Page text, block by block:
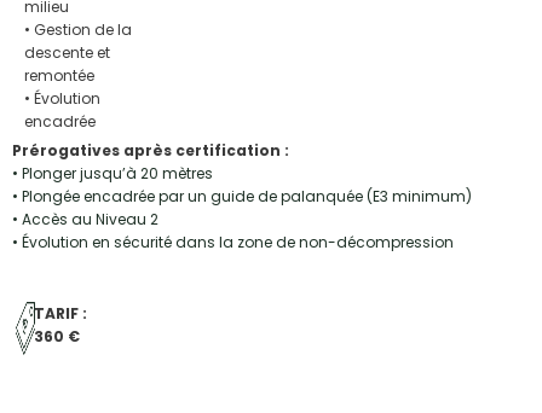
milieu
• Gestion de la
descente et
remontée
• Évolution
encadrée
Prérogatives après certification :
• Plonger jusqu’à 20 mètres
• Plongée encadrée par un guide de palanquée (E3 minimum)
• Accès au Niveau 2
• Évolution en sécurité dans la zone de non-décompression
TARIF :
360 €